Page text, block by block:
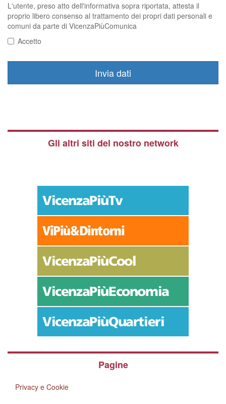
L'utente, preso atto dell'informativa sopra riportata, attesta il
proprio libero consenso al trattamento dei propri dati personali e
comuni da parte di VicenzaPiùComunica
Accetto
Invia dati
Gli altri siti del nostro network
Pagine
Privacy e Cookie